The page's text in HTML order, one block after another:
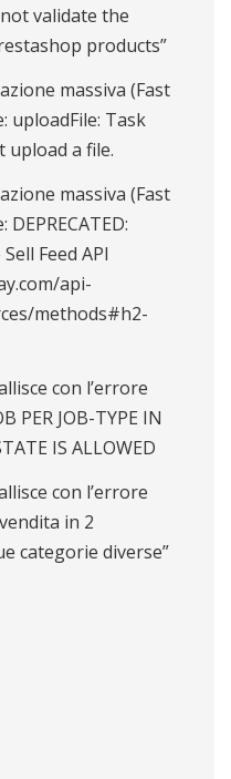
validate the
products”
massiva (Fast
uploadFile: Task
upload a file.
massiva (Fast
Feed API
api-
methods#h2-
con l’errore
PER JOB-TYPE IN
IS ALLOWED
con l’errore
in 2
categorie diverse”